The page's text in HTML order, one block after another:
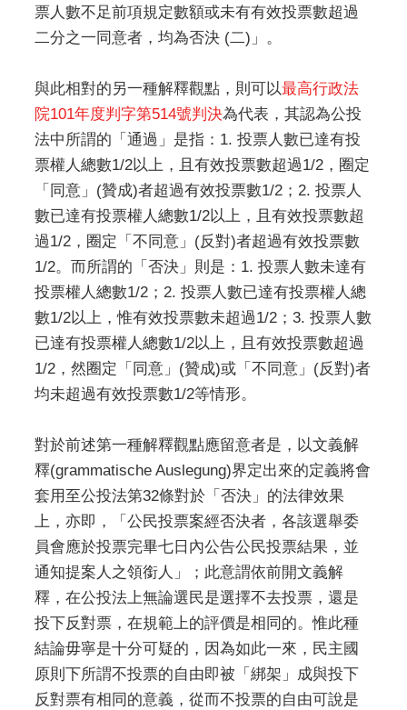
票人數不足前項規定數額或未有有效投票數超過
二分之一同意者，均為否決 (二)」。
與此相對的另一種解釋觀點，則可以最高行政法
院101年度判字第514號判決為代表，其認為公投
法中所謂的「通過」是指：1. 投票人數已達有投
票權人總數1/2以上，且有效投票數超過1/2，圈定
「同意」(贊成)者超過有效投票數1/2；2. 投票人
數已達有投票權人總數1/2以上，且有效投票數超
過1/2，圈定「不同意」(反對)者超過有效投票數
1/2。而所謂的「否決」則是：1. 投票人數未達有
投票權人總數1/2；2. 投票人數已達有投票權人總
數1/2以上，惟有效投票數未超過1/2；3. 投票人數
已達有投票權人總數1/2以上，且有效投票數超過
1/2，然圈定「同意」(贊成)或「不同意」(反對)者
均未超過有效投票數1/2等情形。
對於前述第一種解釋觀點應留意者是，以文義解
釋(grammatische Auslegung)界定出來的定義將會
套用至公投法第32條對於「否決」的法律效果
上，亦即，「公民投票案經否決者，各該選舉委
員會應於投票完畢七日內公告公民投票結果，並
通知提案人之領銜人」；此意謂依前開文義解
釋，在公投法上無論選民是選擇不去投票，還是
投下反對票，在規範上的評價是相同的。惟此種
結論毋寧是十分可疑的，因為如此一來，民主國
原則下所謂不投票的自由即被「綁架」成與投下
反對票有相同的意義，從而不投票的自由可說是